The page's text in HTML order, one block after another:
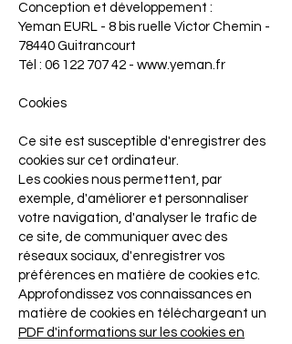
Conception et développement :
Yeman EURL - 8 bis ruelle Victor Chemin -
78440 Guitrancourt
Tél : 06 122 707 42 - www.yeman.fr
Cookies
Ce site est susceptible d'enregistrer des
cookies sur cet ordinateur.
Les cookies nous permettent, par
exemple, d'améliorer et personnaliser
votre navigation, d'analyser le trafic de
ce site, de communiquer avec des
réseaux sociaux, d'enregistrer vos
préférences en matière de cookies etc.
Approfondissez vos connaissances en
matière de cookies en téléchargeant un
PDF d'informations sur les cookies en